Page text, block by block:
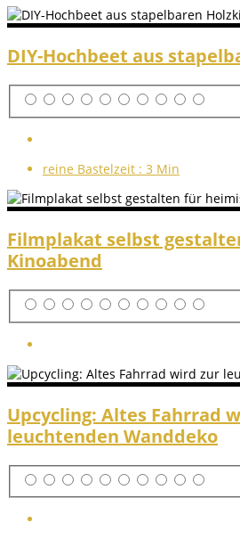
DIY-Hochbeet aus
reine Bastelzeit : 3 Min
Filmplakat selbst
Kinoabend
Upcycling: Altes Fahrrad
leuchtenden Wanddeko